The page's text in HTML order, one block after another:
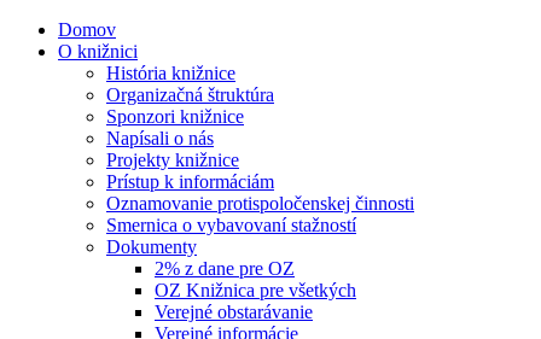
Domov
O knižnici
História knižnice
Organizačná štruktúra
Sponzori knižnice
Napísali o nás
Projekty knižnice
Prístup k informáciám
Oznamovanie protispoločenskej činnosti
Smernica o vybavovaní stažností
Dokumenty
2% z dane pre OZ
OZ Knižnica pre všetkých
Verejné obstarávanie
Verejné informácie